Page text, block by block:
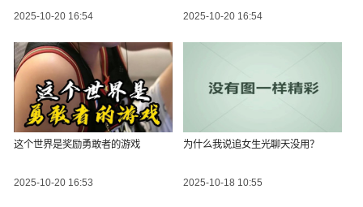
2025-10-20 16:54 2025-10-20 16:54
这个世界是奖励勇敢者的游戏
2025-10-20 16:53
为什么我说追女生光聊天没用？
2025-10-18 10:55